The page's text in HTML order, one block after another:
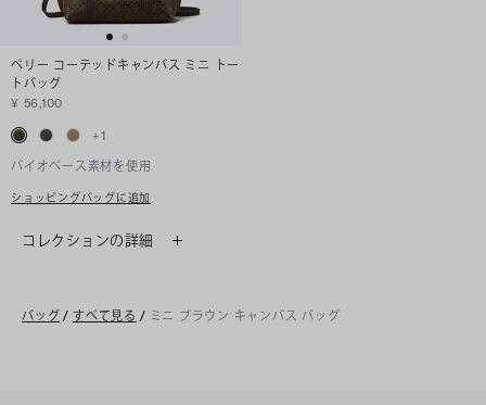
ペリー コーテッドキャンバス ミニ トー
トバッグ
¥ 56,100
+1
バイオベース素材を使用
ショッピングバッグに追加
コレクションの詳細
バッグ / すべて見る / ミニ ブラウン キャンバス バッグ